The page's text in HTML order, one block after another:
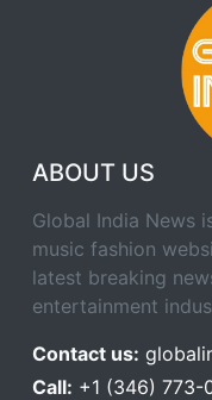
ABOUT US
Global India News
music fashion
latest breaking
entertainment
Contact us:
Call: +1 (346) 773-